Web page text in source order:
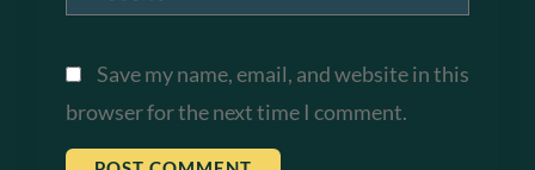
Save my name, email, and website in this
browser for the next time I comment.